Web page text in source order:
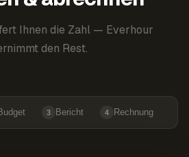
Ihnen die Zahl — Everhour
den Rest.
3 Bericht 4 Rechnung